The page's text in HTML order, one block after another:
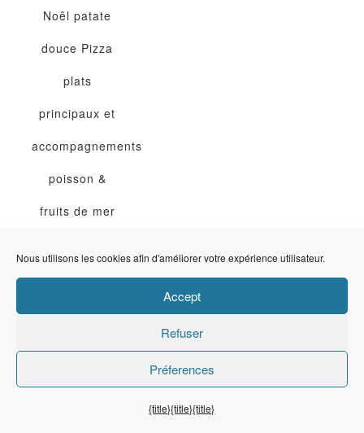
Noêl patate
douce Pizza
plats
principaux et
accompagnements
poisson &
fruits de mer
terre poulet
Nous utilisons les cookies afin d'améliorer votre expérience utilisateur.
Accept
Refuser
Préferences
{title}{title}{title}